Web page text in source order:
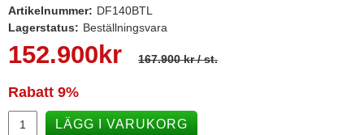
Varta - Batterier
Victron - Batteriladdare
CTEK - Batteriladdare
Webasto - Dieselvärmare
Kamasa Tools - Verktyg
Artikelnummer: DF140BTL
Lagerstatus: Beställningsvara
152.900 kr 167.900 kr/ st.
Rabatt 9%
LÄGG I VARUKORG